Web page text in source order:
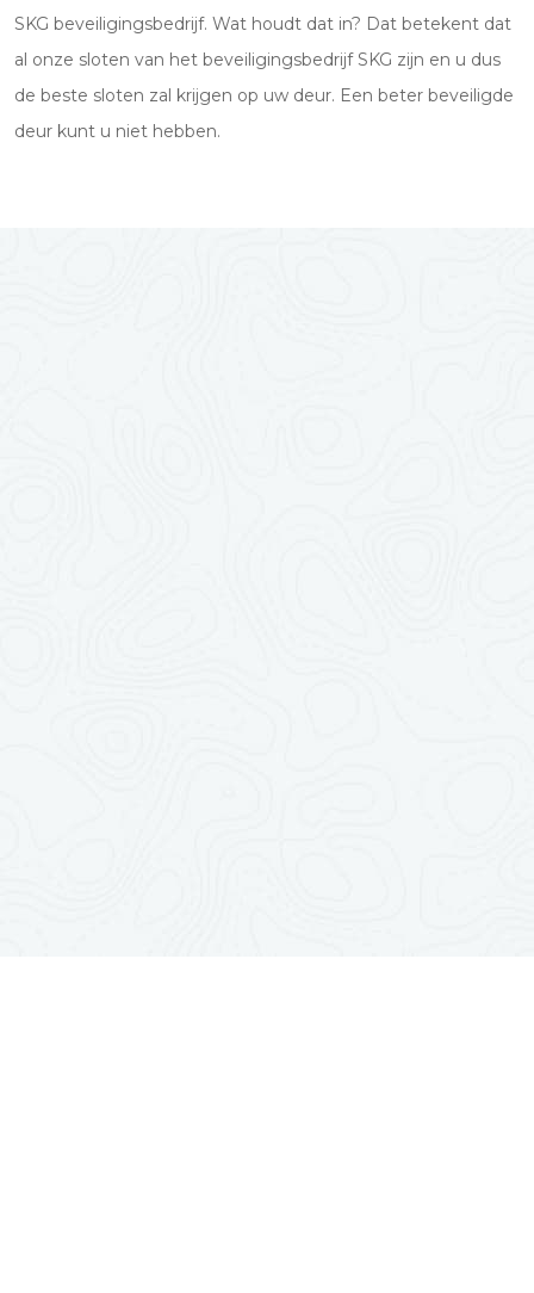
SKG beveiligingsbedrijf. Wat houdt dat in? Dat betekent dat
al onze sloten van het beveiligingsbedrijf SKG zijn en u dus
de beste sloten zal krijgen op uw deur. Een beter beveiligde
deur kunt u niet hebben.